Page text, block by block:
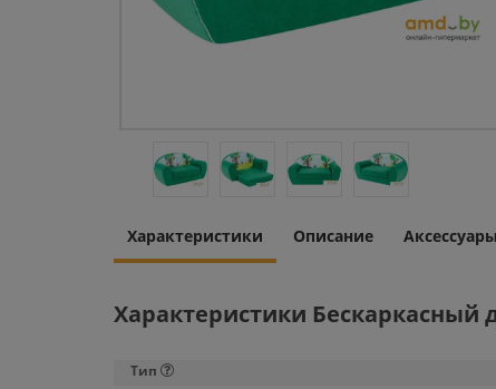
Характеристики Описание
Характеристики Бескаркасный
Тип